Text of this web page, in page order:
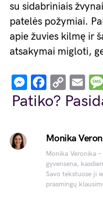
su sidabriniais
patelės požymiai.
apie žuvies kilmę ir
atsakymai migloti,
Messenger
Copy
Link
Patiko?
Monika
Monika Veronika
gyvensena,
Savo tekstuose ji
prasmingų